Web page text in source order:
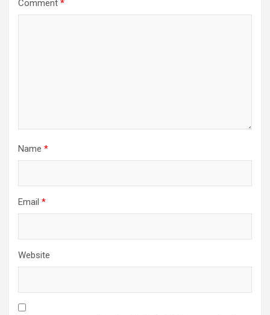
Comment *
Name *
Email *
Website